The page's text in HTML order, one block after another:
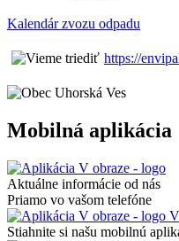
Kalendár zvozu odpadu
https://
Mobilná aplikácia
Aktuálne informácie od nás
Priamo vo vašom telefóne
Stiahnite si našu mobilnú